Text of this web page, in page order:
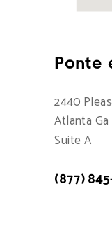
Ponte
2440
Atlanta
Suite A
(877)